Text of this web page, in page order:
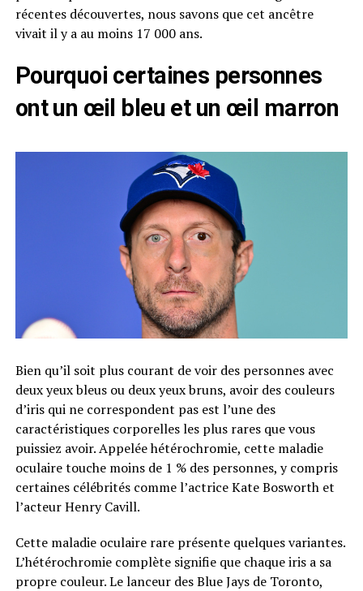
récentes découvertes, nous savons que cet ancêtre
vivait il y a au moins 17 000 ans.
Pourquoi certaines personnes
ont un œil bleu et un œil marron
Bien qu’il soit plus courant de voir des personnes avec
deux yeux bleus ou deux yeux bruns, avoir des couleurs
d’iris qui ne correspondent pas est l’une des
caractéristiques corporelles les plus rares que vous
puissiez avoir. Appelée hétérochromie, cette maladie
oculaire touche moins de 1 % des personnes, y compris
certaines célébrités comme l’actrice Kate Bosworth et
l’acteur Henry Cavill.
Cette maladie oculaire rare présente quelques variantes.
L’hétérochromie complète signifie que chaque iris a sa
propre couleur. Le lanceur des Blue Jays de Toronto,